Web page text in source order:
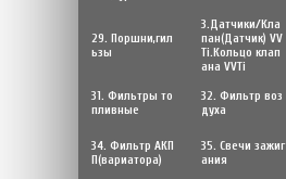
29. Поршни,гил
ьзы
3.Датчики/Кла
пан(Датчик) VV
Ti.Кольцо клап
ана VVTi
31. Фильтры то
пливные
32. Фильтр воз
духа
34. Фильтр АКП
П(вариатора)
35. Свечи зажиг
ания